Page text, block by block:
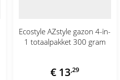
Ecostyle AZstyle gazon 4-in-
1 totaalpakket 300 gram
€ 13,29